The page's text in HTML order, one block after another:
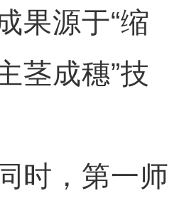
果源于“缩
茎成穗”技
，第一师